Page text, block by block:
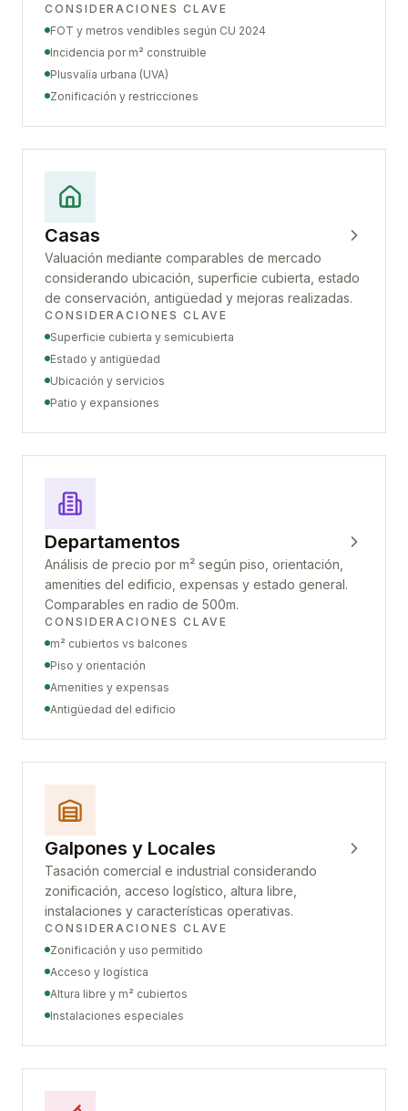
CONSIDERACIONES CLAVE
FOT y metros vendibles según CU 2024
Incidencia por m² construible
Plusvalía urbana (UVA)
Zonificación y restricciones
Casas
Valuación mediante comparables de mercado
considerando ubicación, superficie cubierta, estado
de conservación, antigüedad y mejoras realizadas.
CONSIDERACIONES CLAVE
Superficie cubierta y semicubierta
Estado y antigüedad
Ubicación y servicios
Patio y expansiones
Departamentos
Análisis de precio por m² según piso, orientación,
amenities del edificio, expensas y estado general.
Comparables en radio de 500m.
CONSIDERACIONES CLAVE
m² cubiertos vs balcones
Piso y orientación
Amenities y expensas
Antigüedad del edificio
Galpones y Locales
Tasación comercial e industrial considerando
zonificación, acceso logístico, altura libre,
instalaciones y características operativas.
CONSIDERACIONES CLAVE
Zonificación y uso permitido
Acceso y logística
Altura libre y m² cubiertos
Instalaciones especiales